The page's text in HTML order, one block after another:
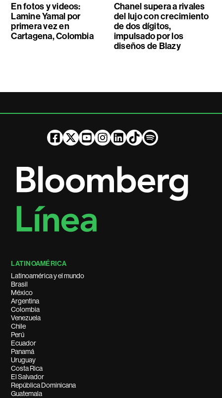
En fotos y videos:
Lamine Yamal por
primera vez en
Cartagena, Colombia
Chanel supera a rivales
del lujo con crecimiento
de dos dígitos,
impulsado por los
diseños de Blazy
LATINOAMÉRICA
Latinoamérica y el mundo
Brasil
México
Argentina
Colombia
Venezuela
Chile
Perú
Ecuador
Panamá
Uruguay
Costa Rica
El Salvador
República Dominicana
Guatemala